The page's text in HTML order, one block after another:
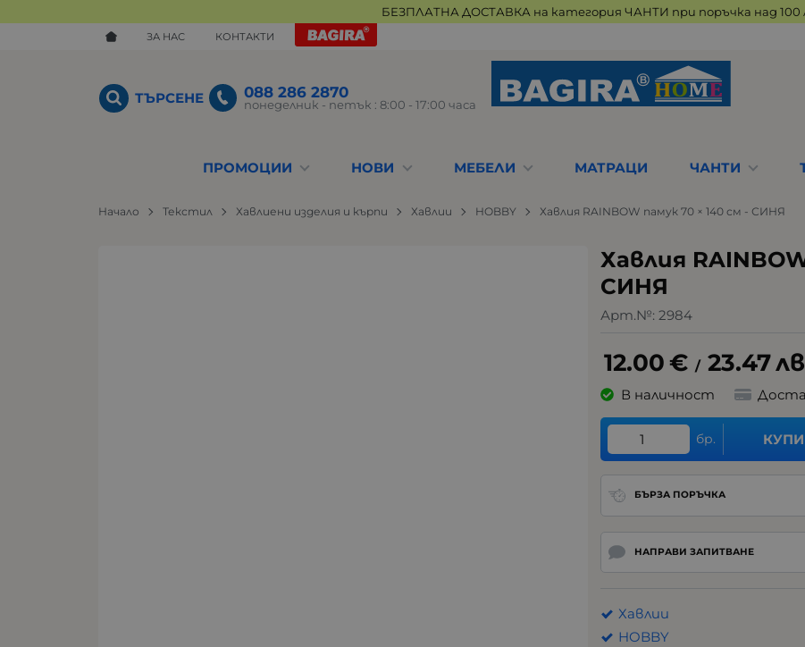
БЕЗПЛАТНА ДОСТАВКА на категория ЧАНТИ при поръчка над 100
ЗА НАС КОНТАКТИ
ТЪРСЕНЕ 088 286 2870
понеделник - петък : 8:00 - 17:00 часа
ПРОМОЦИИ НОВИ МЕБЕЛИ МАТРАЦИ ЧАНТИ
Начало Текстил Хавлиени изделия и кърпи Хавлии HOBBY Хавлия RAINBOW памук 70 × 140 см - СИНЯ
Хавлия
СИНЯ
Арт.№: 2984
12.00€ / 23.47
В наличност
бр. КУПИ
БЪРЗА ПОРЪЧКА
НАПРАВИ ЗАПИТВАНЕ
Хавлии
HOBBY